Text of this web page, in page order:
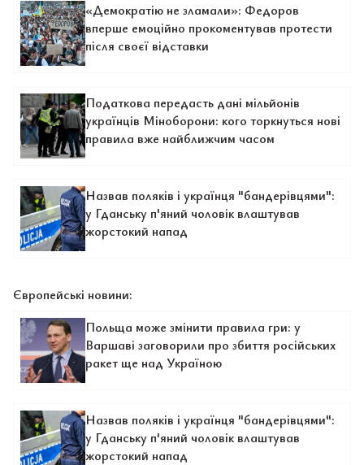
«Демократію не зламали»: Федоров
вперше емоційно прокоментував протести
після своєї відставки
Податкова передасть дані мільйонів
українців Міноборони: кого торкнуться нові
правила вже найближчим часом
Назвав поляків і українця "бандерівцями":
у Гданську п'яний чоловік влаштував
жорстокий напад
Європейські новини:
Польща може змінити правила гри: у
Варшаві заговорили про збиття російських
ракет ще над Україною
Назвав поляків і українця "бандерівцями":
у Гданську п'яний чоловік влаштував
жорстокий напад